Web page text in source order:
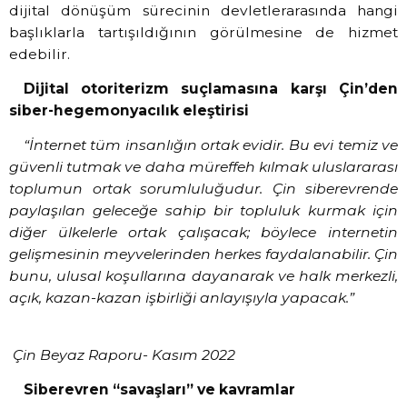
dijital dönüşüm sürecinin devletlerarasında hangi
başlıklarla tartışıldığının görülmesine de hizmet
edebilir.
Dijital otoriterizm suçlamasına karşı Çin’den
siber-hegemonyacılık eleştirisi
“İnternet tüm insanlığın ortak evidir. Bu evi temiz ve
güvenli tutmak ve daha müreffeh kılmak uluslararası
toplumun ortak sorumluluğudur. Çin siberevrende
paylaşılan geleceğe sahip bir topluluk kurmak için
diğer ülkelerle ortak çalışacak; böylece internetin
gelişmesinin meyvelerinden herkes faydalanabilir. Çin
bunu, ulusal koşullarına dayanarak ve halk merkezli,
açık, kazan-kazan işbirliği anlayışıyla yapacak.”
Çin Beyaz Raporu- Kasım 2022
Siberevren “savaşları” ve kavramlar